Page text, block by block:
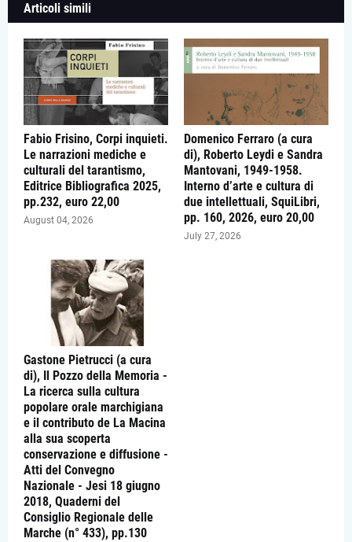
Articoli simili
Fabio Frisino, Corpi inquieti.
Le narrazioni mediche e
culturali del tarantismo,
Editrice Bibliografica 2025,
pp.232, euro 22,00
August 04, 2026
Domenico Ferraro (a cura
di), Roberto Leydi e Sandra
Mantovani, 1949-1958.
Interno d’arte e cultura di
due intellettuali, SquiLibri,
pp. 160, 2026, euro 20,00
July 27, 2026
Gastone Pietrucci (a cura
di), Il Pozzo della Memoria -
La ricerca sulla cultura
popolare orale marchigiana
e il contributo de La Macina
alla sua scoperta
conservazione e diffusione -
Atti del Convegno
Nazionale - Jesi 18 giugno
2018, Quaderni del
Consiglio Regionale delle
Marche (n° 433), pp.130